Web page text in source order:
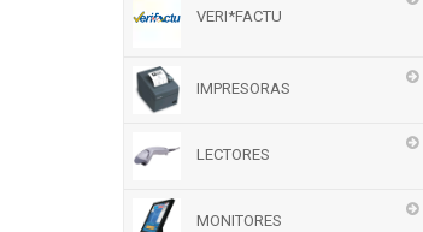
VERI*FACTU
IMPRESORAS
LECTORES
MONITORES